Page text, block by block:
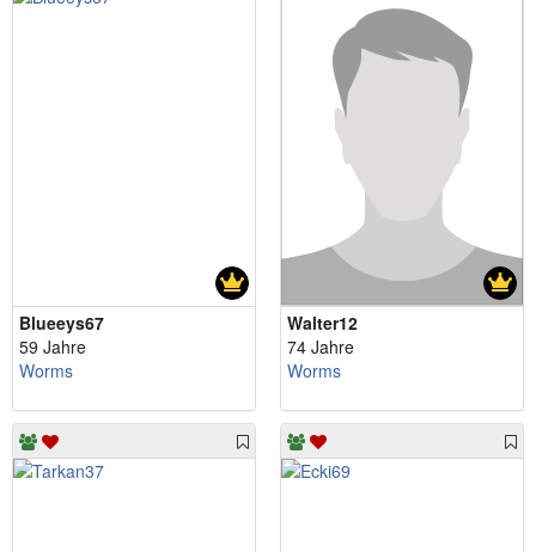
Blueeys67
59 Jahre
Worms
Walter12
74 Jahre
Worms